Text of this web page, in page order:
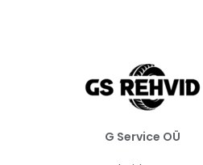
G Service OÜ